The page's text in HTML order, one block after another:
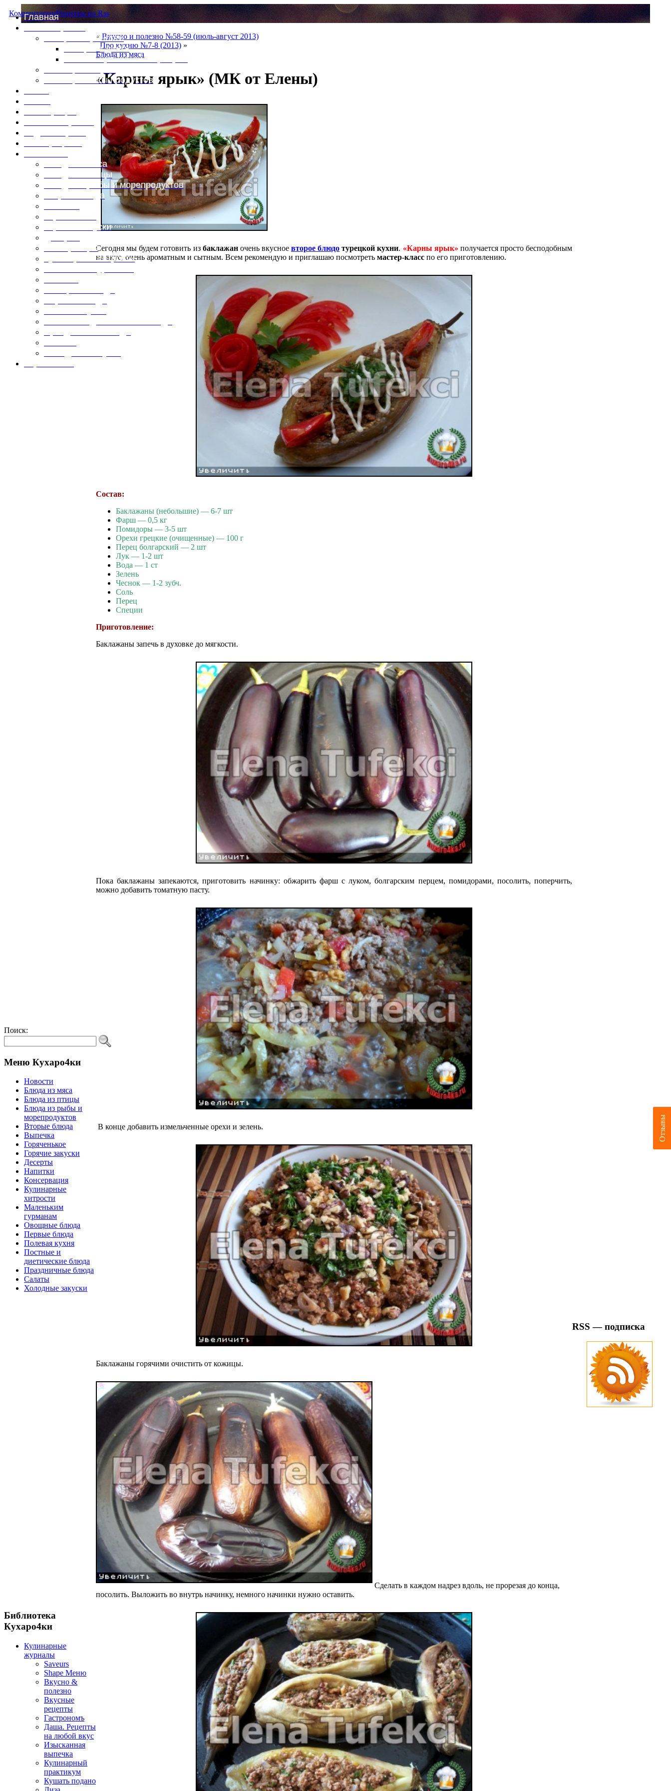
Главная
Специи и пряности
Специи и диета
Каталог пряностей и приправ
Таблица массы продуктов
Блюда из мяса
Блюда из птицы
Блюда из рыбы и морепродуктов
Вторые блюда
Горячие закуски
Консервация
Кулинарные хитрости
КомментарииРецепты по Rss
Поиск:
Меню Кухаро4ки
Новости
Блюда из мяса
Блюда из птицы
Блюда из рыбы и
морепродуктов
Вторые блюда
Выпечка
Горяченькое
Горячие закуски
Десерты
Напитки
Консервация
Кулинарные
хитрости
Маленьким
гурманам
Овощные блюда
Первые блюда
Полевая кухня
Постные и
диетические блюда
Праздничные блюда
Салаты
Холодные закуски
Библиотека
Кухаро4ки
Кулинарные
журналы
Saveurs
Shape Меню
Вкусно &
полезно
Вкусные
рецепты
Гастрономъ
Даша. Рецепты
на любой вкус
Изысканная
выпечка
Кулинарный
практикум
Кушать подано
« Вкусно и полезно №58-59 (июль-август 2013)
Про кухню №7-8 (2013) »
Блюда из мяса
«Карны ярык» (МК от Елены)
Сегодня мы будем готовить из баклажаночень вкусное второе блюдо турецкой кухни. «Карны ярык» получается просто бесподобным
на вкус, очень ароматным и сытным. Всем рекомендую и приглашаю посмотреть мастер-класс по его приготовлению.
Состав:
Баклажаны (небольшие) — 6-7 шт
Фарш — 0,5 кг
Помидоры — 3-5 шт
Орехи грецкие (очищенные) — 100 г
Перец болгарский — 2 шт
Лук — 1-2 шт
Вода — 1 ст
Зелень
Чеснок — 1-2 зубч.
Соль
Перец
Специи
Приготовление:
Баклажаны запечь в духовке до мягкости.
Пока баклажаны запекаются, приготовить начинку: обжарить фарш с луком, болгарским перцем, помидорами, посолить, поперчить,
можно добавить томатную пасту.
В конце добавить измельченные орехи и зелень.
Баклажаны горячими очистить от кожицы.
Cделать в каждом надрез вдоль, не прорезая до конца,
посолить. Выложить во внутрь начинку, немного начинки нужно оставить.
RSS — подписка
Отзывы